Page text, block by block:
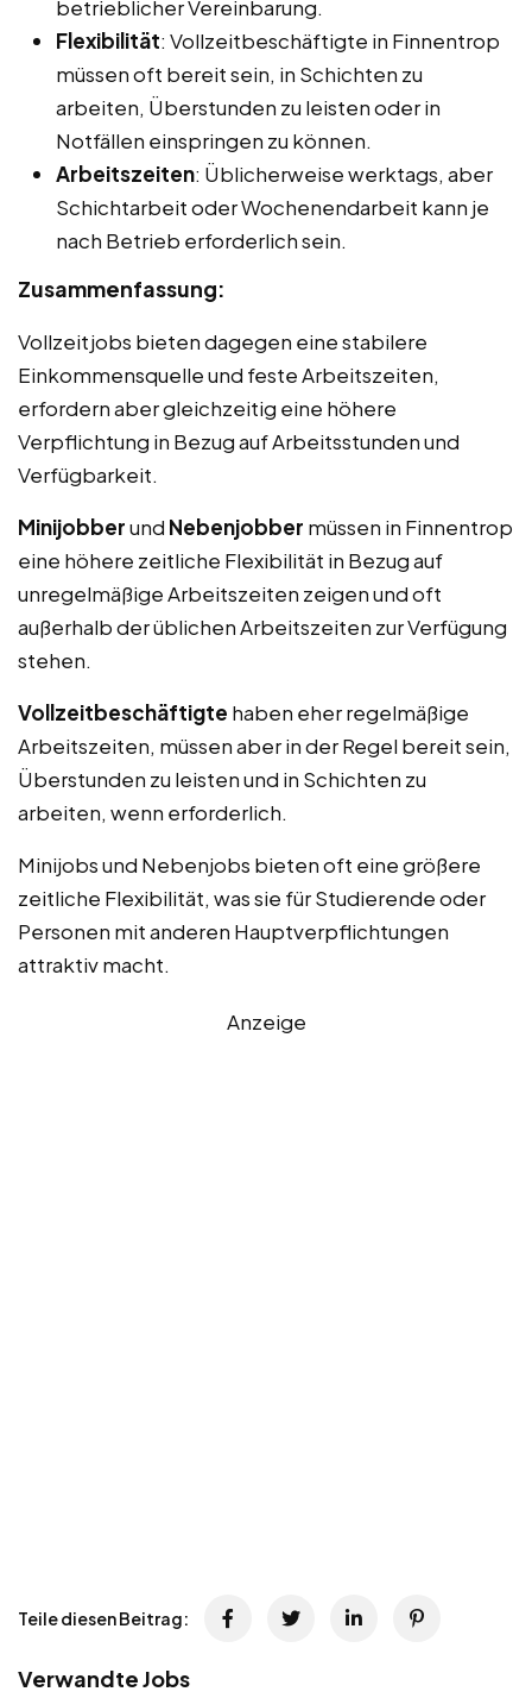
betrieblicher Vereinbarung.
Flexibilität: Vollzeitbeschäftigte in Finnentrop
müssen oft bereit sein, in Schichten zu
arbeiten, Überstunden zu leisten oder in
Notfällen einspringen zu können.
Arbeitszeiten: Üblicherweise werktags, aber
Schichtarbeit oder Wochenendarbeit kann je
nach Betrieb erforderlich sein.
Zusammenfassung:
Vollzeitjobs bieten dagegen eine stabilere
Einkommensquelle und feste Arbeitszeiten,
erfordern aber gleichzeitig eine höhere
Verpflichtung in Bezug auf Arbeitsstunden und
Verfügbarkeit.
Minijobberund Nebenjobber müssen in Finnentrop
eine höhere zeitliche Flexibilität in Bezug auf
unregelmäßige Arbeitszeiten zeigen und oft
außerhalb der üblichen Arbeitszeiten zur Verfügung
stehen.
Vollzeitbeschäftigte haben eher regelmäßige
Arbeitszeiten, müssen aber in der Regel bereit sein,
Überstunden zu leisten und in Schichten zu
arbeiten, wenn erforderlich.
Minijobs und Nebenjobs bieten oft eine größere
zeitliche Flexibilität, was sie für Studierende oder
Personen mit anderen Hauptverpflichtungen
attraktiv macht.
Anzeige
Teile diesen Beitrag:
Verwandte Jobs